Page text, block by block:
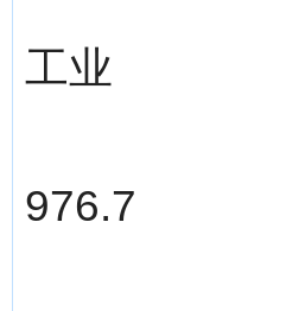
工业
976.7